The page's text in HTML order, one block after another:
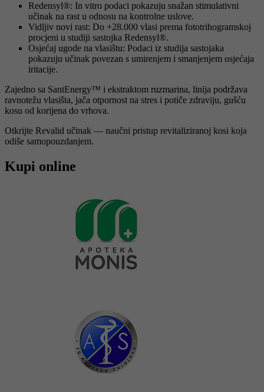
Redensyl®: In vitro podaci pokazuju snažan stimulativni
učinak na rast u odnosu na kontrolne uslove.
Vidljiv novi rast: Do +28.000 vlasi prema fototrihogramskoj
procjeni u studiji sastojka Redensyl®.
Osjećaj ugode na vlasištu: Podaci iz studija sastojaka
pokazuju učinak povezan s umirenjem i smanjenjem osjećaja
iritacije.
Zajedno sa SantEnergy™ i ekstraktom ruzmarina, linija podržava
ravnotežu vlasišta, jača otpornost na stres i potiče zdraviju, gušću
kosu od korijena do vrhova.
Otkrijte Revalid učinak — naučni pristup revitaliziranoj kosi koja
odiše samopouzdanjem.
Kupi online